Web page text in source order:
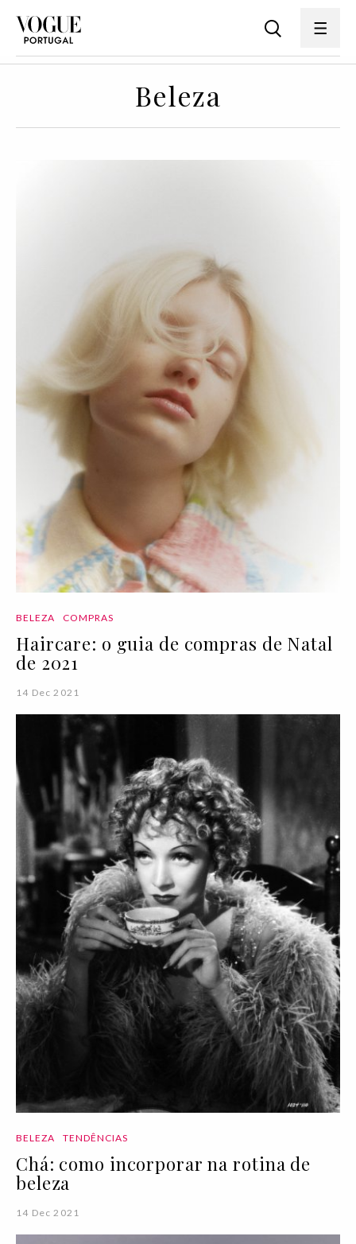
Beleza
BELEZA COMPRAS
Haircare: o guia de compras de Natal
de 2021
14 Dec 2021
BELEZA TENDÊNCIAS
Chá: como incorporar na rotina de
beleza
14 Dec 2021